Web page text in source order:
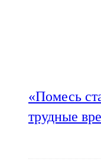
«Помесь
трудные